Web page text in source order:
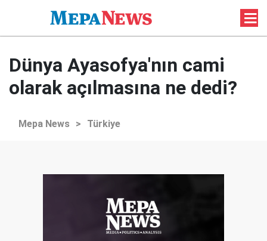
Dünya Ayasofya'nın cami
olarak açılmasına ne dedi?
Mepa News > Türkiye